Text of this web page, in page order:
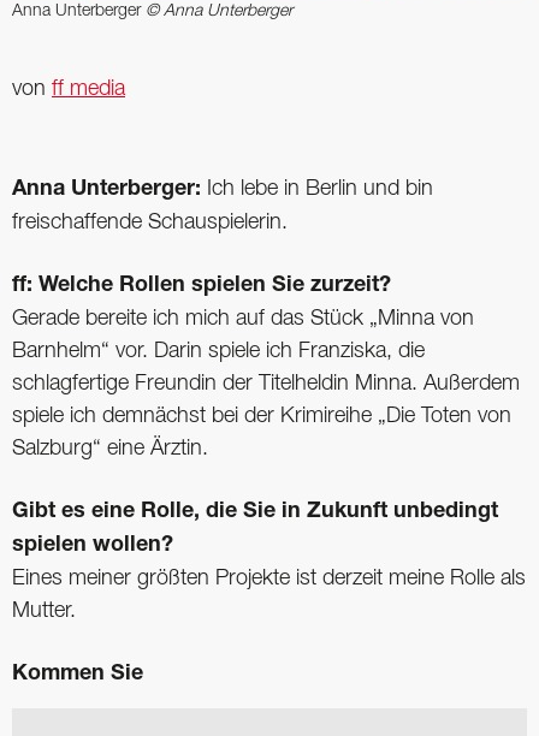
Anna Unterberger © Anna Unterberger
von ff media
Anna Unterberger: Ich lebe in Berlin und bin
freischaffende Schauspielerin.
ff: Welche Rollen spielen Sie zurzeit?
Gerade bereite ich mich auf das Stück „Minna von
Barnhelm“ vor. Darin spiele ich Franziska, die
schlagfertige Freundin der Titelheldin Minna. Außerdem
spiele ich demnächst bei der Krimireihe „Die Toten von
Salzburg“ eine Ärztin.
Gibt es eine Rolle, die Sie in Zukunft ­unbedingt
spielen wollen?
Eines meiner größten Projekte ist derzeit meine Rolle als
Mutter.
Kommen Sie